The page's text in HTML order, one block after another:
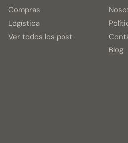
Compras
Logística
Ver todos los post
Blog